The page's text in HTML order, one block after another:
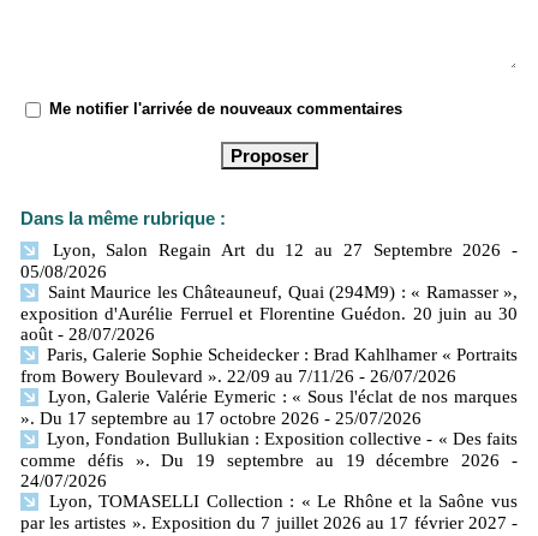
Me notifier l'arrivée de nouveaux commentaires
Dans la même rubrique :
Lyon, Salon Regain Art du 12 au 27 Septembre 2026
-
05/08/2026
Saint Maurice les Châteauneuf, Quai (294M9) : « Ramasser »,
exposition d'Aurélie Ferruel et Florentine Guédon. 20 juin au 30
août - 28/07/2026
Paris, Galerie Sophie Scheidecker : Brad Kahlhamer « Portraits
from Bowery Boulevard ». 22/09 au 7/11/26 - 26/07/2026
Lyon, Galerie Valérie Eymeric : « Sous l'éclat de nos marques
». Du 17 septembre au 17 octobre 2026 - 25/07/2026
Lyon, Fondation Bullukian : Exposition collective - « Des faits
comme défis ». Du 19 septembre au 19 décembre 2026
-
24/07/2026
Lyon, TOMASELLI Collection : « Le Rhône et la Saône vus
par les artistes ». Exposition du 7 juillet 2026 au 17 février 2027 -